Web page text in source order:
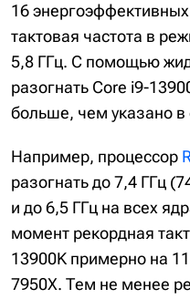
16
тактовая частота в
5,8 ГГц. С помощью
разогнать Core i9-
больше, чем указано
Например, процессор
разогнать до 7,4 ГГц
и до 6,5 ГГц на всех
момент рекордная
13900K примерно на
7950X. Тем не менее